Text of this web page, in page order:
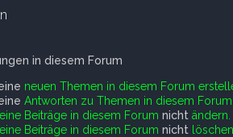
in diesem Forum
neuen Themen in diesem Forum
Antworten zu Themen in diesem Forum
Beiträge in diesem Forum nicht ändern.
Beiträge in diesem Forum nicht löschen.